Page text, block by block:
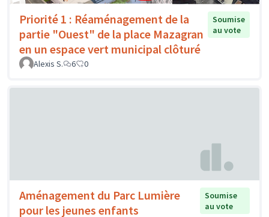
Priorité 1 : Réaménagement de la
partie "Ouest" de la place Mazagran
en un espace vert municipal clôturé
Soumise
au vote
Alexis S. 6 0
Aménagement du Parc Lumière
pour les jeunes enfants
Soumise
au vote